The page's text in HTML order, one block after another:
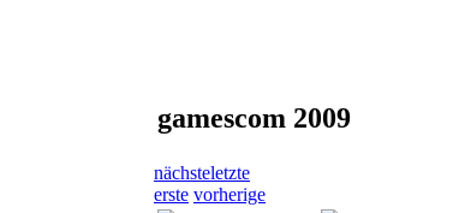
gamescom 2009
nächsteletzte
erste vorherige